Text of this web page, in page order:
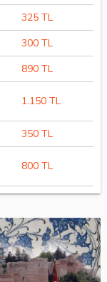
325 TL
300 TL
890 TL
1.150 TL
350 TL
800 TL